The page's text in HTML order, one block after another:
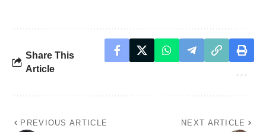
Share This
Article
PREVIOUS ARTICLE NEXT ARTICLE